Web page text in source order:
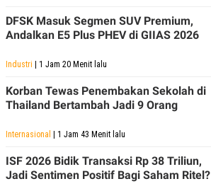
DFSK Masuk Segmen SUV Premium,
Andalkan E5 Plus PHEV di GIIAS 2026
Industri | 1 Jam 20 Menit lalu
Korban Tewas Penembakan Sekolah di
Thailand Bertambah Jadi 9 Orang
Internasional | 1 Jam 43 Menit lalu
ISF 2026 Bidik Transaksi Rp 38 Triliun,
Jadi Sentimen Positif Bagi Saham Ritel?